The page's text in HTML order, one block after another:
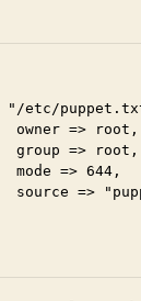
"/etc/
owner => root,
group => root,
mode => 644,
source =>